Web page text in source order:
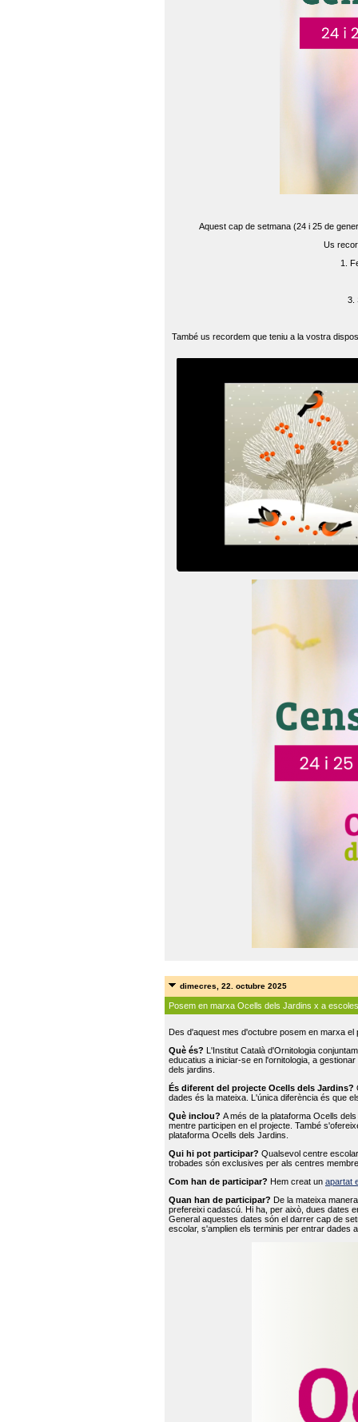
Aquest cap de setmana (24 i 25 de
Us
1.
3.
També us recordem que teniu a la vostra
dimecres, 22. octubre 2025
Posem en marxa Ocells dels Jardins x a escoles
Des d'aquest mes d'octubre posem en marxa
Què és? L'Institut Català d'Ornitologia
educatius a iniciar-se en l'ornitologia, a
dels jardins.
És diferent del projecte Ocells dels Jardins?
dades és la mateixa. L'única diferència és que
Què inclou? A més de la plataforma Ocells
mentre participen en el projecte. També
plataforma Ocells dels Jardins.
Qui hi pot participar? Qualsevol centre
trobades són exclusives per als centres
Com han de participar? Hem creat un apartat
Quan han de participar? De la mateixa
prefereixi cadascú. Hi ha, per això, dues dates
General aquestes dates són el darrer cap de
escolar, s'amplien els terminis per entrar dades